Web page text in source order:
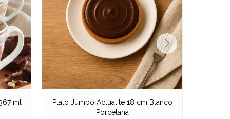
ml
Plato Jumbo Actualite 18 cm Blanco
Porcelana